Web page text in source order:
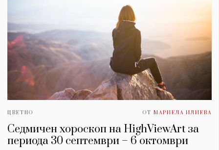
ЦВЕТНО ОТ МАРИЕЛА ИЛИЕВА
Седмичен хороскоп на HighViewArt за
периода 30 септември – 6 октомври
КАТЕГОРИИ
Wine&Dine
Подкасти
Dialogue
Изкуство
ЗА НАС
Условия за
Реклама
Политика за